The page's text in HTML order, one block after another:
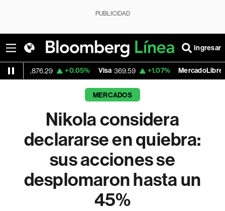
PUBLICIDAD
Ingresar
+0.05% Visa 369.59 +1.07% MercadoLibre 1,890.05
MERCADOS
Nikola considera
declararse en quiebra:
sus acciones se
desplomaron hasta un
45%